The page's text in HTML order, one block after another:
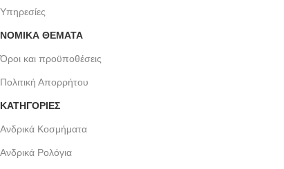
Υπηρεσίες
ΝΟΜΙΚΆ ΘΈΜΑΤΑ
Όροι και προϋποθέσεις
Πολιτική Απορρήτου
ΚΑΤΗΓΟΡΙΕΣ
Ανδρικά Κοσμήματα
Ανδρικά Ρολόγια